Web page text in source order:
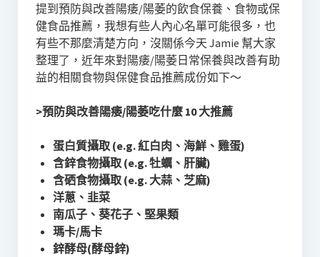
提到預防與改善陽痿/陽萎的飲食保養、食物或保
健食品推薦，我想有些人內心名單可能很多，也
有些不那麼清楚方向，沒關係今天 Jamie 幫大家
整理了，近年來對陽痿/陽萎日常保養與改善有助
益的相關食物與保健食品推薦成份如下～
>預防與改善陽痿/陽萎吃什麼 10 大推薦
蛋白質攝取 (e.g. 紅白肉、海鮮、雞蛋)
含鋅食物攝取 (e.g. 牡蠣、肝臟)
含硒食物攝取 (e.g. 大蒜、芝麻)
洋蔥、韭菜
南瓜子、葵花子、堅果類
瑪卡/馬卡
鋅酵母(酵母鋅)